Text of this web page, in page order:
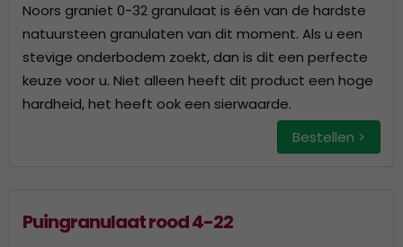
Noors graniet 0-32 granulaat is één van de hardste
natuursteen granulaten van dit moment. Als u een
stevige onderbodem zoekt, dan is dit een perfecte
keuze voor u. Niet alleen heeft dit product een hoge
hardheid, het heeft ook een sierwaarde.
Bestellen >
Puingranulaat rood 4-22